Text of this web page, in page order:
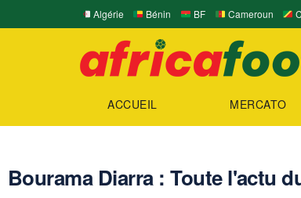
Algérie Bénin BF Cameroun
ACCUEIL MERCATO
Bourama Diarra : Toute l'actu